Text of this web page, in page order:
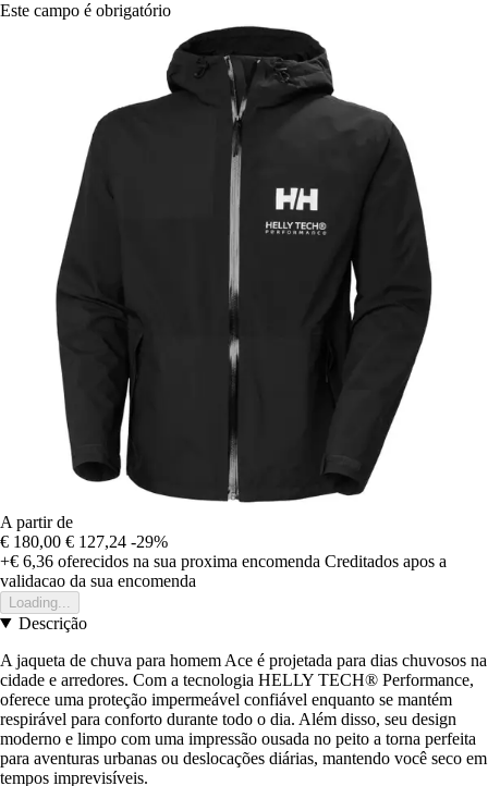
Este campo é obrigatório
A partir de
€ 180,00 € 127,24 -29%
+€ 6,36 oferecidos na sua proxima encomenda Creditados apos a
validacao da sua encomenda
Loading...
Descrição
A jaqueta de chuva para homem Ace é projetada para dias chuvosos na
cidade e arredores. Com a tecnologia HELLY TECH® Performance,
oferece uma proteção impermeável confiável enquanto se mantém
respirável para conforto durante todo o dia. Além disso, seu design
moderno e limpo com uma impressão ousada no peito a torna perfeita
para aventuras urbanas ou deslocações diárias, mantendo você seco em
tempos imprevisíveis.